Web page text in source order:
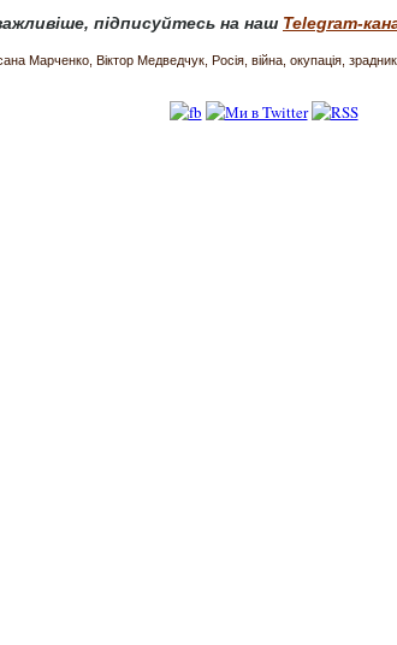
підписуйтесь на наш Telegram-
Марченко Віктор Медведчук Росія війна окупація